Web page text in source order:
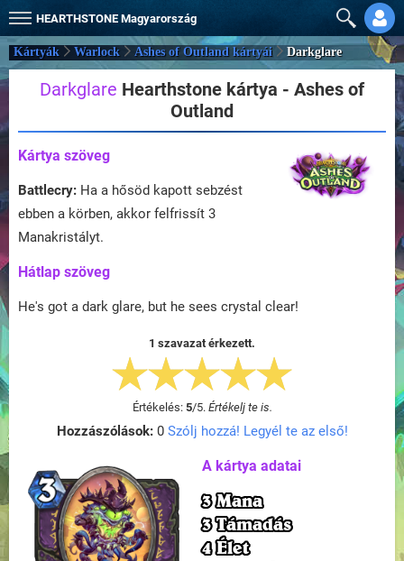
HEARTHSTONE Magyarország
Kártyák Warlock Ashes of Outland kártyái Darkglare
Darkglare Hearthstone kártya - Ashes of
Outland
Kártya szöveg
Battlecry: Ha a hősöd kapott sebzést
ebben a körben, akkor felfrissít 3
Manakristályt.
Hátlap szöveg
He's got a dark glare, but he sees crystal clear!
1 szavazat érkezett.
Értékelés: 5/5. Értékelj te is.
Hozzászólások:0 Szólj hozzá! Legyél te az első!
A kártya adatai
3 Mana
3 Támadás
4 Élet